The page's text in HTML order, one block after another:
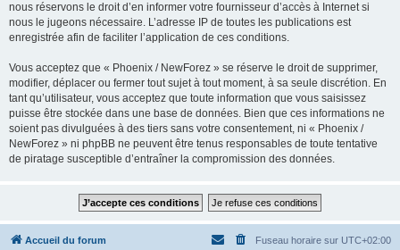
nous réservons le droit d’en informer votre fournisseur d’accès à Internet si
nous le jugeons nécessaire. L’adresse IP de toutes les publications est
enregistrée afin de faciliter l’application de ces conditions.
Vous acceptez que « Phoenix / NewForez » se réserve le droit de supprimer,
modifier, déplacer ou fermer tout sujet à tout moment, à sa seule discrétion. En
tant qu’utilisateur, vous acceptez que toute information que vous saisissez
puisse être stockée dans une base de données. Bien que ces informations ne
soient pas divulguées à des tiers sans votre consentement, ni « Phoenix /
NewForez » ni phpBB ne peuvent être tenus responsables de toute tentative
de piratage susceptible d’entraîner la compromission des données.
Accueil du forum Fuseau horaire sur UTC+02:00